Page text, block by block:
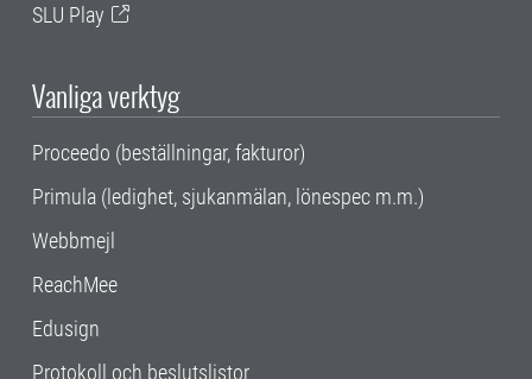
SLU Play
Vanliga verktyg
Proceedo (beställningar, fakturor)
Primula (ledighet, sjukanmälan, lönespec m.m.)
Webbmejl
ReachMee
Edusign
Protokoll och beslutslistor